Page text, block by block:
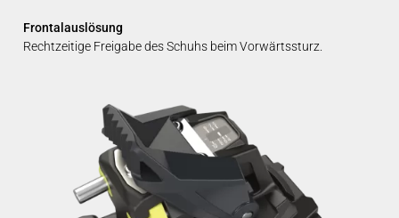
Frontalauslösung
Rechtzeitige Freigabe des Schuhs beim Vorwärtssturz.